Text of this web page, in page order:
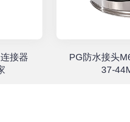
接器
PG防水接头
37-